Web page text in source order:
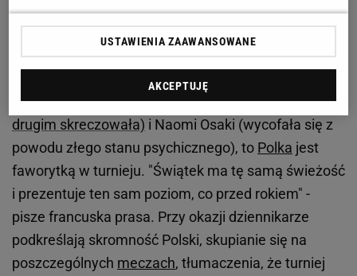
"L'Equipe": Iga Świątek na korcie z dziewczynki
przeistacza się w zabójcę
"L'Equipe" uważa, że bezAshleigh Barty (przegrała
pierwszego seta II rundy z Magdą Linette, a w
drugim skreczowała) i Naomi Osaki (wycofała się z
powodu złego stanu psychicznego), to Polka jest
faworytką w turnieju. "Świątek ma tę samą świeżość
i prezentuje ten sam poziom, co przed rokiem" -
pisze francuska prasa. Przy okazji dziennikarze
podkreślają skromność Polski, skupianie się na
poszczególnych meczach, tłumaczenia, że turniej
USTAWIENIA ZAAWANSOWANE
AKCEPTUJĘ